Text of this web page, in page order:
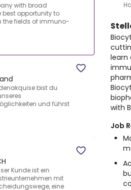
with broad
opportunity to
the fields of immuno-
bist du
und führst
Kunde ist ein
mit
eine
learn
with
Job